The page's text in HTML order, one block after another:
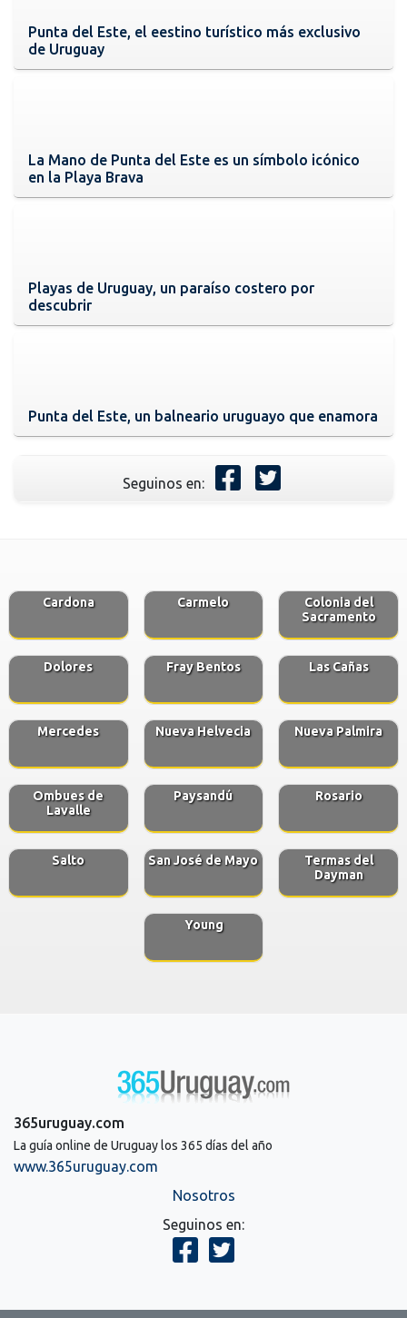
Punta del Este, el eestino turístico más exclusivo
de Uruguay
La Mano de Punta del Este es un símbolo icónico
en la Playa Brava
Playas de Uruguay, un paraíso costero por
descubrir
Punta del Este, un balneario uruguayo que enamora
Seguinos en:
Cardona Carmelo
Colonia del
Sacramento
Dolores Fray Bentos Las Cañas
Mercedes Nueva Helvecia Nueva Palmira
Ombues de
Lavalle
Paysandú Rosario
Salto San José de Mayo
Termas del
Dayman
Young
365uruguay.com
La guía online de Uruguay los 365 días del año
www.365uruguay.com
Nosotros
Seguinos en: